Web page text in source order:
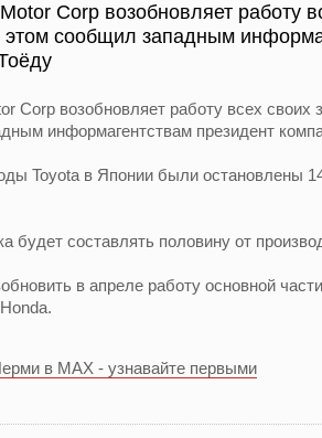
Corp возобновляет работу
сообщил западным
Corp возобновляет работу всех
информагентствам президент
Toyota в Японии были остановлены
будет составлять половину от
в апреле работу основной
в MAX - узнавайте первыми